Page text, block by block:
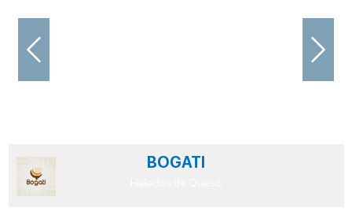
BOGATI
Previous Next